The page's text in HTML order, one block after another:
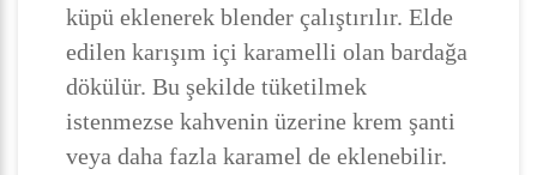
küpü eklenerek blender çalıştırılır. Elde
edilen karışım içi karamelli olan bardağa
dökülür. Bu şekilde tüketilmek
istenmezse kahvenin üzerine krem şanti
veya daha fazla karamel de eklenebilir.